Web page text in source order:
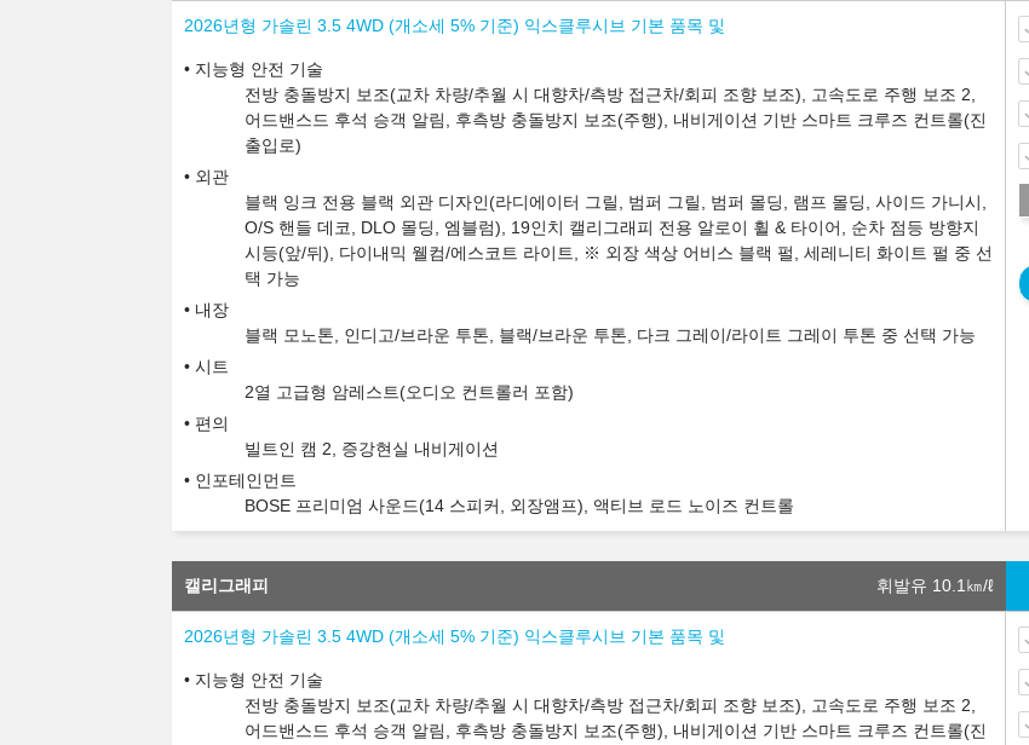
2026년형 가솔린 3.5 4WD (개소세 5% 기준) 익스클루시브 기본 품목 및
지능형 안전 기술
전방 충돌방지 보조(교차 차량/추월 시 대향차/측방 접근차/회피 조향 보조), 고속도로 주행 보조 2,
어드밴스드 후석 승객 알림, 후측방 충돌방지 보조(주행), 내비게이션 기반 스마트 크루즈 컨트롤(진
출입로)
외관
블랙 잉크 전용 블랙 외관 디자인(라디에이터 그릴, 범퍼 그릴, 범퍼 몰딩, 램프 몰딩, 사이드 가니시,
O/S 핸들 데코, DLO 몰딩, 엠블럼), 19인치 캘리그래피 전용 알로이 휠 & 타이어, 순차 점등 방향지
시등(앞/뒤), 다이내믹 웰컴/에스코트 라이트, ※ 외장 색상 어비스 블랙 펄, 세레니티 화이트 펄 중 선
택 가능
내장
블랙 모노톤, 인디고/브라운 투톤, 블랙/브라운 투톤, 다크 그레이/라이트 그레이 투톤 중 선택 가능
시트
2열 고급형 암레스트(오디오 컨트롤러 포함)
편의
빌트인 캠 2, 증강현실 내비게이션
인포테인먼트
BOSE 프리미엄 사운드(14 스피커, 외장앰프), 액티브 로드 노이즈 컨트롤
캘리그래피 휘발유 10.1 ㎞/ℓ
2026년형 가솔린 3.5 4WD (개소세 5% 기준) 익스클루시브 기본 품목 및
지능형 안전 기술
전방 충돌방지 보조(교차 차량/추월 시 대향차/측방 접근차/회피 조향 보조), 고속도로 주행 보조 2,
어드밴스드 후석 승객 알림, 후측방 충돌방지 보조(주행), 내비게이션 기반 스마트 크루즈 컨트롤(진